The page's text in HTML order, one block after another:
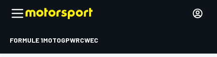
FORMULE 1MOTOGPWRCWEC